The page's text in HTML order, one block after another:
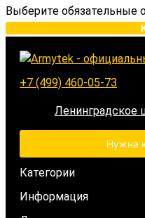
Выберите обязательные
+7 (499) 460-05-73
Ленинградское
Нужна
Категории
Информация